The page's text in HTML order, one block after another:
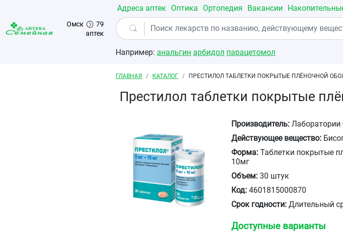
Перейти к основному содержанию
Омск
79
аптек
Адреса аптек Оптика Ортопедия Вакансии
Например: анальгин арбидол парацетомол
Строка навигации
ГЛАВНАЯ КАТАЛОГ ПРЕСТИЛОЛ ТАБЛЕТКИ ПОКРЫТЫЕ ПЛЁНОЧНОЙ
Престилол таблетки покрытые
Производитель: Лаборатории
Действующее вещество:
Форма: Таблетки покрытые
10мг
Объем: 30 штук
Код: 4601815000870
Срок годности: Длительный
Доступные варианты